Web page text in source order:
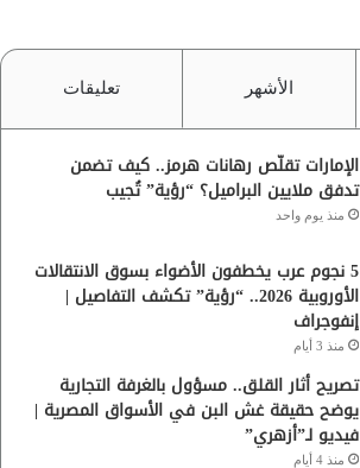
الأشهر تعليقات
الإمارات تقلّص رهانات هرمز.. كيف تضمن
تدفق ملايين البراميل؟ “رؤية” تُجيب
منذ يوم واحد
5 نجوم عرب يخطفون الأضواء بسوق الانتقالات
الأوروبية 2026.. “رؤية” تكشف التفاصيل |
إنفوجراف
منذ 3 أيام
تصريح أثار القلق.. مسؤول بالغرفة التجارية
يوضح حقيقة غش البن في الأسواق المصرية |
فيديو لـ”أزهري”
منذ 4 أيام